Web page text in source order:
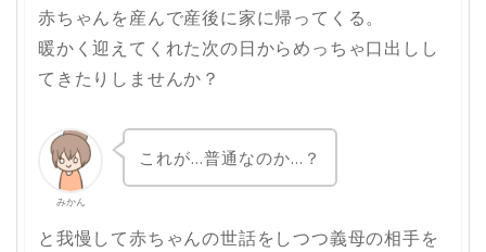
赤ちゃんを産んで産後に家に帰ってくる。
暖かく迎えてくれた次の日からめっちゃ口出しし
てきたりしませんか？
みかん
これが…普通なのか…？
と我慢して赤ちゃんの世話をしつつ義母の相手を